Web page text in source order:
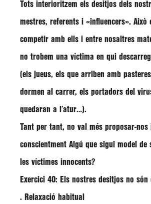
Tots interioritzem els desitjos dels
mestres, referents i «influencers». Això
competir amb ells i entre nosaltres
no trobem una víctima en qui
(els jueus, els que arriben amb
dormen al carrer, els portadors del
quedaran a l’atur…).
Tant per tant, no val més proposar-
conscientment Algú que sigui model
les víctimes innocents?
Exercici 40: Els nostres desitjos no
. Relaxació habitual